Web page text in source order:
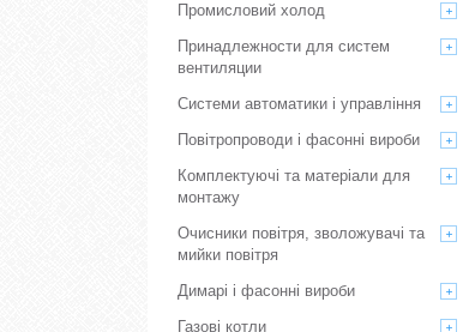
Промисловий холод
Принадлежности для систем
вентиляции
Системи автоматики і управління
Повітропроводи і фасонні вироби
Комплектуючі та матеріали для
монтажу
Очисники повітря, зволожувачі та
мийки повітря
Димарі і фасонні вироби
Газові котли